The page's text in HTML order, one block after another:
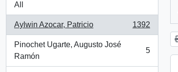
All
Aylwin Azocar, Patricio
, 1392 results
1392
Pinochet Ugarte, Augusto José
Ramón
, 5 results
5